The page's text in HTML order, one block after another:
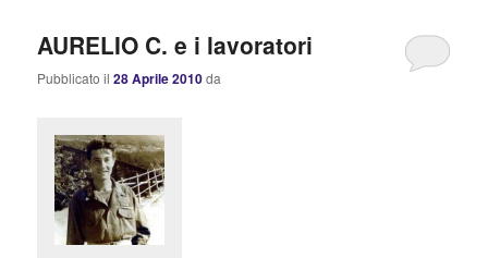
AURELIO C. e i lavoratori
Pubblicato il28 Aprile 2010da